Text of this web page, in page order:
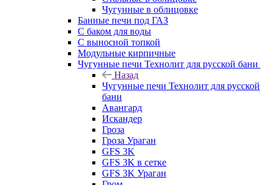
Чугунные в облицовке
Банные печи под ГАЗ
С баком для воды
С выносной топкой
Модульные кирпичные
Чугунные печи Технолит для русской бани
Назад
Чугунные печи Технолит для русской
бани
Авангард
Искандер
Гроза
Гроза Ураган
GFS 3K
GFS 3K в сетке
GFS 3K Ураган